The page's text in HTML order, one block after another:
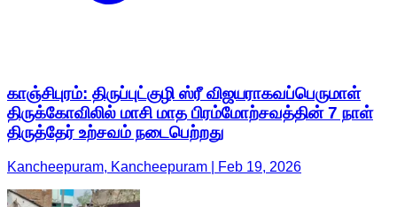
காஞ்சிபுரம்: திருப்புட்குழி ஸ்ரீ விஜயராகவப்பெருமாள்
திருக்கோவிலில் மாசி மாத பிரம்மோற்சவத்தின் 7 நாள்
திருத்தேர் உற்சவம் நடைபெற்றது
Kancheepuram, Kancheepuram | Feb 19, 2026